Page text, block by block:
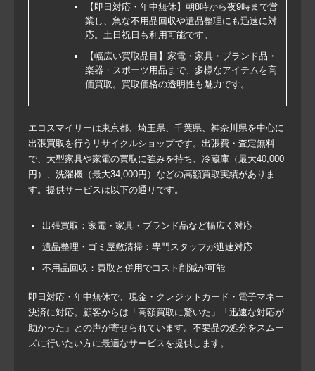
【即日対応・年中無休】朝8時から夜9時まで営
業し、急な不用品回収や遺品整理にも迅速に対
応。土日祝日も利用可能です。
【幅広い買取品目】家電・家具・ブランド品・
楽器・スポーツ用品まで、多様なアイテムを高
価買取。買取価格の透明性も魅力です。
エコスマイリーは東京都、埼玉県、千葉県、神奈川県を中心に
出張買取を行うリサイクルショップです。出張費・査定無料
で、大型家具や家電の買取に強みを持ち、冷蔵庫（最大40,000
円）、洗濯機（最大34,000円）などの高額買取実績がありま
す。提供サービスは以下の通りです。
出張買取 ：家電・家具・ブランド品など幅広く対応
遺品整理・ゴミ屋敷清掃 ：専門スタッフが迅速対応
不用品回収 ：買取と併用でコスト削減が可能
即日対応・年中無休で、現金・クレジットカード・電子マネー
決済に対応。顧客からは「高額買取に驚いた」「迅速な対応が
助かった」との声が寄せられています。不要品の処分をスムー
ズに行いたい方に最適なサービスを提供します。